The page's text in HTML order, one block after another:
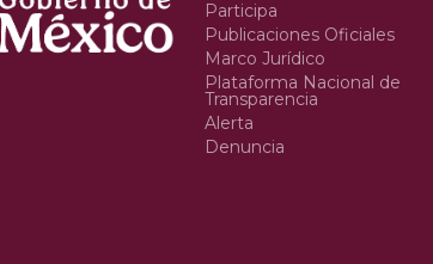
Participa
Publicaciones Oficiales
Marco Jurídico
Plataforma Nacional de
Transparencia
Alerta
Denuncia